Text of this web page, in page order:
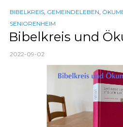
BIBELKREIS, GEMEINDELEBEN,
SENIORENHEIM
Bibelkreis und
2022-09-02